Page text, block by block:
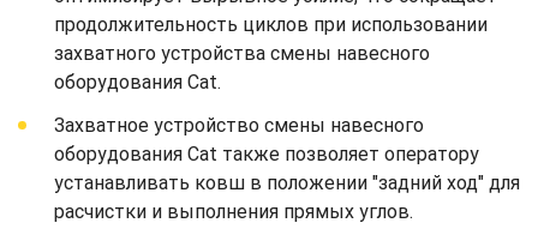
продолжительность циклов при использовании
захватного устройства смены навесного
оборудования Cat.
Захватное устройство смены навесного
оборудования Cat также позволяет оператору
устанавливать ковш в положении "задний ход" для
расчистки и выполнения прямых углов.